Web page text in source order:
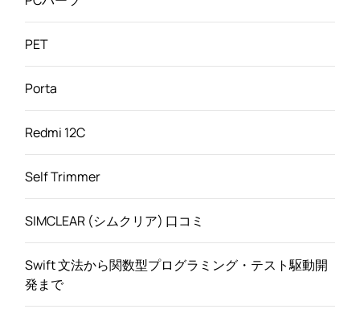
PET
Porta
Redmi 12C
Self Trimmer
SIMCLEAR (シムクリア) 口コミ
Swift 文法から関数型プログラミング・テスト駆動開
発まで